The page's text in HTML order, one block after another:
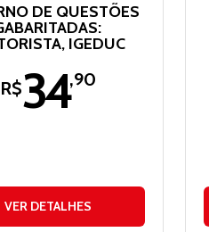
DE QUESTÕES
IGEDUC
R$34,90
VER DETALHES